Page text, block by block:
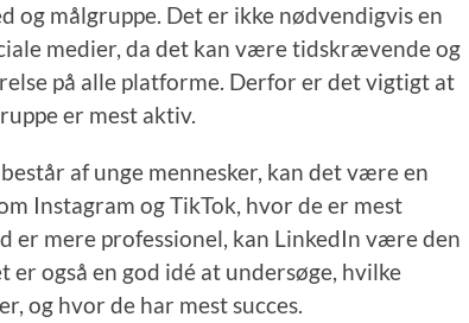
og målgruppe. Det er ikke nødvendigvis en
medier, da det kan være tidskrævende og
på alle platforme. Derfor er det vigtigt at
er mest aktiv.
af unge mennesker, kan det være en
Instagram og TikTok, hvor de er mest
er mere professionel, kan LinkedIn være den
også en god idé at undersøge, hvilke
og hvor de har mest succes.